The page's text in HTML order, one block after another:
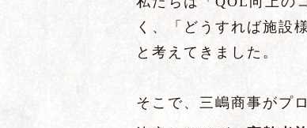
く、「どうすれば施設
と考えてきました。
そこで、三嶋商事がプ